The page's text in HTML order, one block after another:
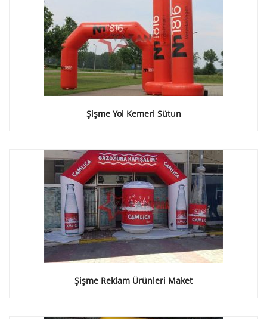
Şişme Yol Kemeri Sütun
Şişme Reklam Ürünleri Maket